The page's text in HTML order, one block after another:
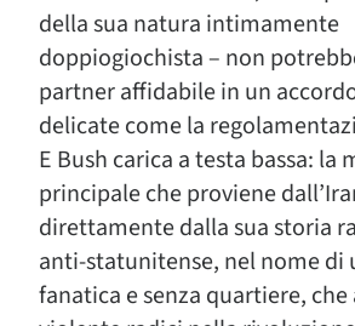
della sua natura intimamente
doppiogiochista – non
partner affidabile in un
delicate come la
E Bush carica a testa bassa: la
principale che proviene
direttamente dalla sua storia
anti-statunitense, nel nome di
fanatica e senza quartiere,